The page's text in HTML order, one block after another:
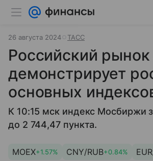
26 августа 2024 ТАСС
Российский
демонстрирует
основных
К 10:15 мск индекс Мосбиржи
до 2 744,47 пункта.
MOEX+1.57% CNY/RUB+0.84%